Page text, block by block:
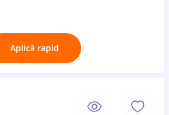
Aplică rapid